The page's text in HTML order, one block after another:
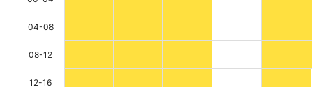
04-08
08-12
12-16